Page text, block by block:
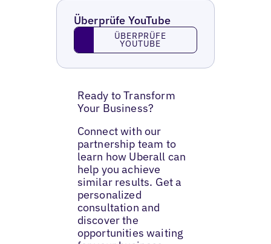
Überprüfe YouTube
Überprüfe YouTube
ÜBERPRÜFE
YOUTUBE
Ready to Transform
Your Business?
Connect with our
partnership team to
learn how Uberall can
help you achieve
similar results. Get a
personalized
consultation and
discover the
opportunities waiting